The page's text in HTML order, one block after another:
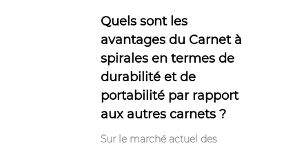
Quels sont les
avantages du Carnet à
spirales en termes de
durabilité et de
portabilité par rapport
aux autres carnets ?
Sur le marché actuel des